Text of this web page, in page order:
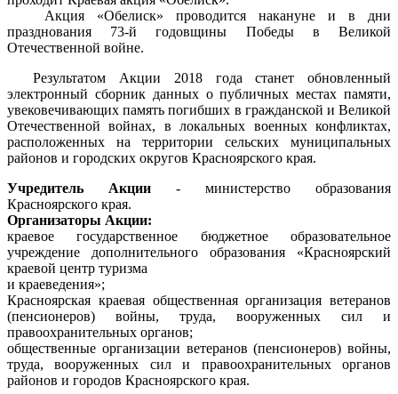
Акция «Обелиск» проводится накануне и в дни
празднования 73-й годовщины Победы в Великой
Отечественной войне.
Результатом Акции 2018 года станет обновленный
электронный сборник данных о публичных местах памяти,
увековечивающих память погибших в гражданской и Великой
Отечественной войнах, в локальных военных конфликтах,
расположенных на территории сельских муниципальных
районов и городских округов Красноярского края.
Учредитель Акции - министерство образования
Красноярского края.
Организаторы Акции:
краевое государственное бюджетное образовательное
учреждение дополнительного образования «Красноярский
краевой центр туризма
и краеведения»;
Красноярская краевая общественная организация ветеранов
(пенсионеров) войны, труда, вооруженных сил и
правоохранительных органов;
общественные организации ветеранов (пенсионеров) войны,
труда, вооруженных сил и правоохранительных органов
районов и городов Красноярского края.